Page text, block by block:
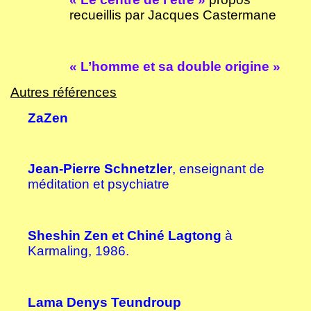
recueillis par Jacques Castermane
« L’homme et sa double origine »
Autres références
ZaZen
Jean-Pierre Schnetzler, enseignant de
méditation et psychiatre
Sheshin Zen et Chiné Lagtong à
Karmaling, 1986.
Lama Denys Teundroup